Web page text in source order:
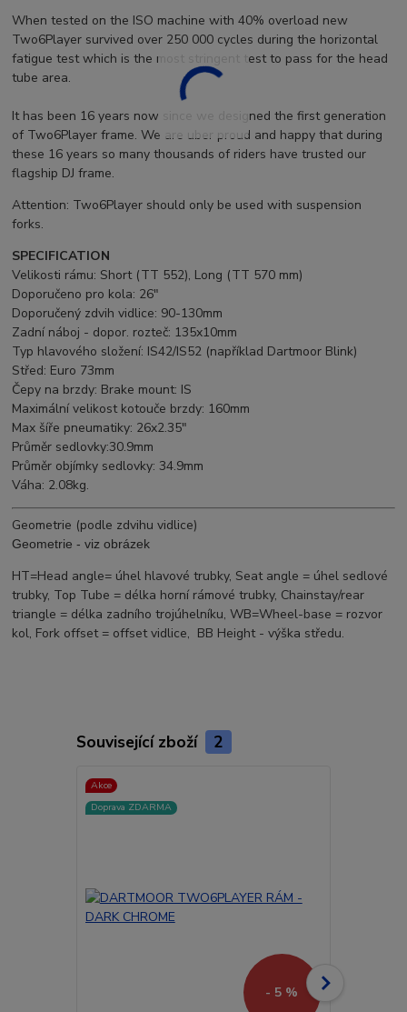
When tested on the ISO machine with 40% overload new
Two6Player survived over 250 000 cycles during the horizontal
fatigue test which is the most stringent test to pass for the head
tube area.
It has been 16 years now since we designed the first generation
of Two6Player frame. We are uber proud and happy that during
these 16 years so many thousands of riders have trusted our
flagship DJ frame.
Attention: Two6Player should only be used with suspension
forks.
SPECIFICATION
Velikosti rámu: Short (TT 552), Long (TT 570 mm)
Doporučeno pro kola: 26"
Doporučený zdvih vidlice: 90-130mm
Zadní náboj - dopor. rozteč: 135x10mm
Typ hlavového složení: IS42/IS52 (například Dartmoor Blink)
Střed: Euro 73mm
Čepy na brzdy: Brake mount: IS
Maximální velikost kotouče brzdy: 160mm
Max šíře pneumatiky: 26x2.35"
Průměr sedlovky:30.9mm
Průměr objímky sedlovky: 34.9mm
Váha: 2.08kg.
Geometrie (podle zdvihu vidlice)
Geometrie - viz obrázek
HT=Head angle= úhel hlavové trubky, Seat angle = úhel sedlové
trubky, Top Tube = délka horní rámové trubky, Chainstay/rear
triangle = délka zadního trojúhelníku, WB=Wheel-base = rozvor
kol, Fork offset = offset vidlice, BB Height - výška středu.
Související zboží 2
Akce
Doprava ZDARMA
- 5 %